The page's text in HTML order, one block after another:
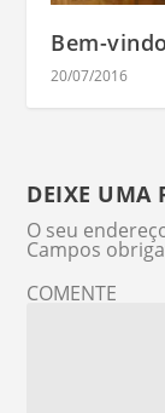
Bem-
20/07/2016
DEIXE UMA
O seu
Campos
COMENTE